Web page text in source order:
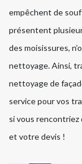
empêchent de
présentent
des moisissures,
nettoyage. Ainsi,
nettoyage de
service pour vos
si vous rencontriez
et votre devis !